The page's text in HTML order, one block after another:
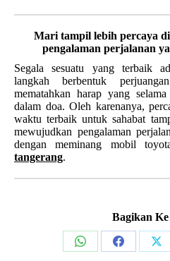
Mari tampil lebih percaya
pengalaman perjalanan
Segala sesuatu yang terbaik
langkah berbentuk
mematahkan harap yang
dalam doa. Oleh karenanya,
waktu terbaik untuk sahabat
mewujudkan pengalaman
dengan meminang mobil
tangerang.
Bagikan Ke
Share Share